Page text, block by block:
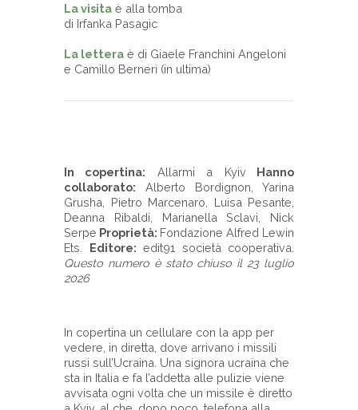
La visita è alla tomba
di Irfanka Pasagic
La lettera è di Giaele Franchini Angeloni
e Camillo Berneri (in ultima)
In copertina: Allarmi a KyivHanno
collaborato: Alberto Bordignon, Yarina
Grusha, Pietro Marcenaro, Luisa Pesante,
Deanna Ribaldi, Marianella Sclavi, Nick
Serpe Proprietà: Fondazione Alfred Lewin
Ets. Editore: edit91 società cooperativa.
Questo numero è stato chiuso il 23 luglio
2026
- - -
In copertina un cellulare con la app per
vedere, in diretta, dove arrivano i missili
russi sull’Ucraina. Una signora ucraina che
sta in Italia e fa l’addetta alle pulizie viene
avvisata ogni volta che un missile è diretto